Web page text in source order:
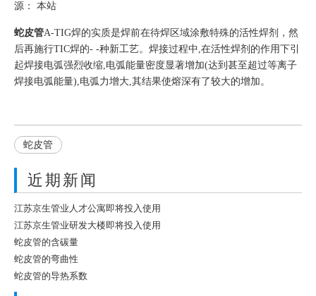
源： 本站
蛇皮管A-TIG焊的实质是焊前在待焊区域涂敷特殊的活性焊剂，然
后再施行TIC焊的- -种新工艺。焊接过程中,在活性焊剂的作用下引
起焊接电弧强烈收缩,电弧能量密度显著增加(达到甚至超过等离子
焊接电弧能量),电弧力增大,其结果使熔深有了较大的增加。
蛇皮管
近期新闻
江苏京生管业人才公寓即将投入使用
江苏京生管业研发大楼即将投入使用
蛇皮管的含碳量
蛇皮管的弯曲性
蛇皮管的导热系数